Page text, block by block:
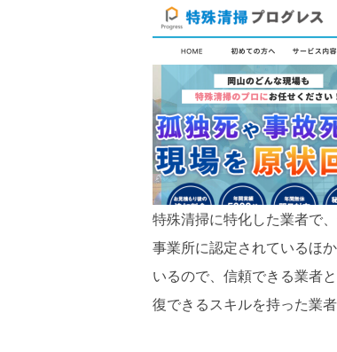
特殊清掃に特化した業者で
事業所に認定されているほ
いるので、信頼できる業者
復できるスキルを持った業者